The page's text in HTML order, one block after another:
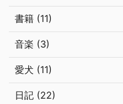
書籍 (11)
音楽 (3)
愛犬 (11)
日記 (22)